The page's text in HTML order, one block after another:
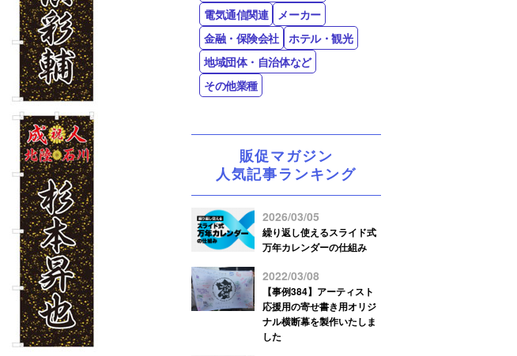
電気通信関連
メーカー
金融・保険会社
ホテル・観光
地域団体・自治体など
その他業種
販促マガジン
人気記事ランキング
2026/03/05
繰り返し使えるスライド式
万年カレンダーの仕組み
2022/03/08
【事例384】アーティスト
応援用の寄せ書き用オリジ
ナル横断幕を製作いたしま
した